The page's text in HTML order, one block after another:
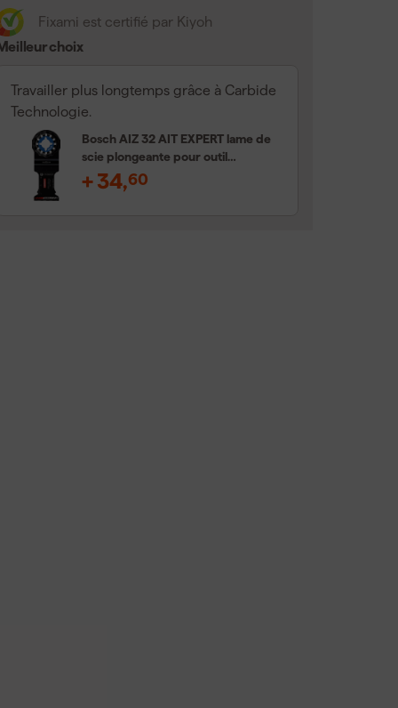
Fixami est certifié par Kiyoh
choix
Travailler plus longtemps grâce à Carbide
Technologie.
Bosch AIZ 32 AIT EXPERT lame de
scie plongeante pour outil
multifonction pour carbure (5
pièces)
+34,60